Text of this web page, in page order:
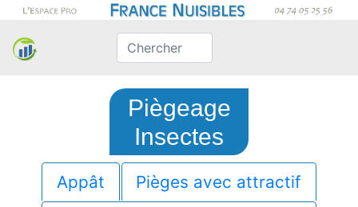
Piègeage
Insectes
Appât
Pièges avec attractif